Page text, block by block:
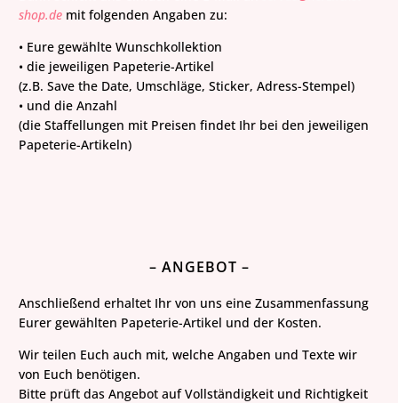
shop.de mit folgenden Angaben zu:
• Eure gewählte Wunschkollektion
• die jeweiligen Papeterie-Artikel
(z.B. Save the Date, Umschläge, Sticker, Adress-Stempel)
• und die Anzahl
(die Staffellungen mit Preisen findet Ihr bei den jeweiligen
Papeterie-Artikeln)
– ANGEBOT –
Anschließend erhaltet Ihr von uns eine Zusammenfassung
Eurer gewählten Papeterie-Artikel und der Kosten.
Wir teilen Euch auch mit, welche Angaben und Texte wir
von Euch benötigen.
Bitte prüft das Angebot auf Vollständigkeit und Richtigkeit